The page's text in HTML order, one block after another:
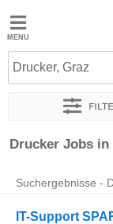
Jobted
Jobs
Drucker, Graz
Sortieren nach
Drucker Jobs in
Suchergebnisse -
IT-Support